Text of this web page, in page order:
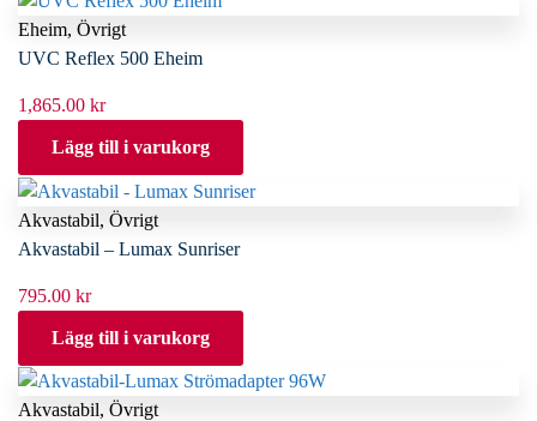
Eheim, Övrigt
UVC Reflex 500 Eheim
1,865.00 kr
Lägg till i varukorg
Akvastabil, Övrigt
Akvastabil – Lumax Sunriser
795.00 kr
Lägg till i varukorg
Akvastabil, Övrigt